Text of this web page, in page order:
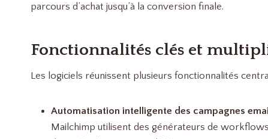
parcours d’achat jusqu’à la conversion finale.
Fonctionnalités clés et
Les logiciels réunissent plusieurs fonctionnalités
Automatisation intelligente des campagnes
Mailchimp utilisent des générateurs de